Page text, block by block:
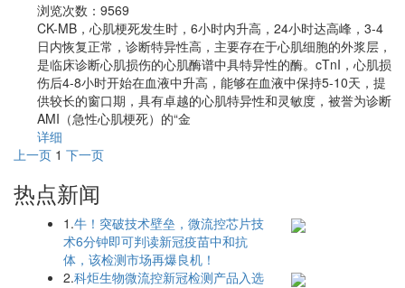
浏览次数： 9569
CK-MB，心肌梗死发生时，6小时内升高，24小时达高峰，3-4
日内恢复正常，诊断特异性高，主要存在于心肌细胞的外浆层，
是临床诊断心肌损伤的心肌酶谱中具特异性的酶。cTnI，心肌损
伤后4-8小时开始在血液中升高，能够在血液中保持5-10天，提
供较长的窗口期，具有卓越的心肌特异性和灵敏度，被誉为诊断
AMI（急性心肌梗死）的“金
详细
上一页 1 下一页
热点新闻
1.牛！突破技术壁垒，微流控芯片技
术6分钟即可判读新冠疫苗中和抗
体，该检测市场再爆良机！
2.科炬生物微流控新冠检测产品入选